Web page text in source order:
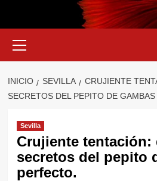
primario
INICIO SEVILLA
CRUJIENTE
SECRETOS DEL PEPITO DE GAMBAS
Sevilla
Crujiente tentación:
secretos del pepito
perfecto.